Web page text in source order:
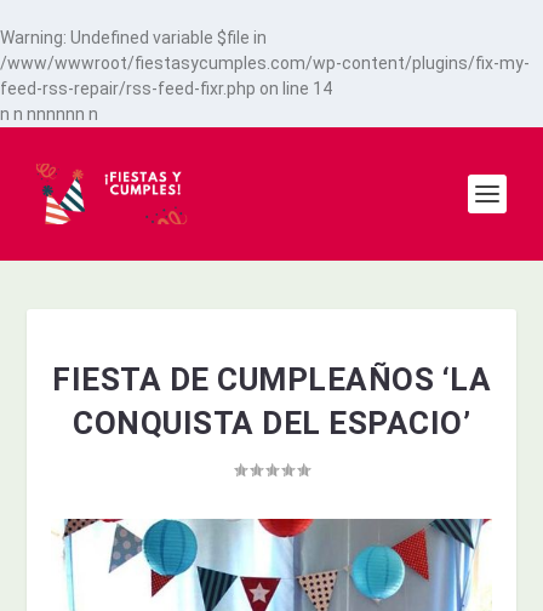
Warning: Undefined variable $file in
/www/wwwroot/fiestasycumples.com/wp-content/plugins/fix-my-
feed-rss-repair/rss-feed-fixr.php on line 14
n n nnnnnn n
FIESTA DE CUMPLEAÑOS ‘LA
CONQUISTA DEL ESPACIO’